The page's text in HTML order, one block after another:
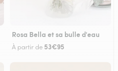
Rosa Bella et sa bulle d'eau
À partir de 53€95